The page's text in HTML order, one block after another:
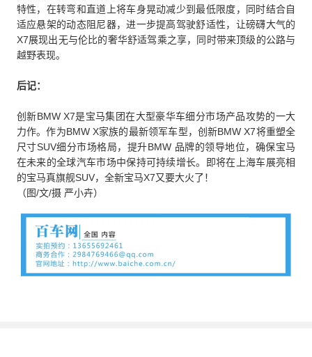
特性，在转弯和直道上将车身晃动减少到最低限度，同时结合自
适应悬架的动态阻尼器，进一步提高驾驶舒适性，让磅礴大气的
X7展现出无与伦比的奢华舒适驾乘之享，同时带来顶级的公路与
越野表现。
后记：
创新BMW X7是宝马集团在大型豪华车细分市场产品攻势的一大
力作。作为BMW X家族的最新领军车型，创新BMW X7将重塑全
尺寸SUV细分市场格局，提升BMW 品牌的领导地位，确保宝马
在未来的全球汽车市场中保持可持续增长。即将在上海车展亮相
的宝马真旗舰SUV，全新宝马X7又要大火了！
（图/文/摄 严小卉）